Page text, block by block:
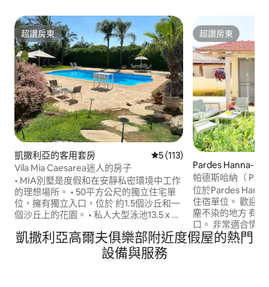
超讚房東
超讚房東
凱撒利亞的客用套房 從 113 則評價中獲得 5 的平
5 (113)
Vila Mia Caesarea迷人的房子
• MIA別墅是度假和在安靜私密環境中工作
的理想場所。 • 50平方公尺的獨立住宅單
位，擁有獨立入口，位於 約1.5個沙丘和一
個沙丘上的花園。 • 私人大型泳池13.5 x 6
的樹籬，可提供最大限度的隱私•它包括1
超讚房東
超讚房東
Pardes Hanna-
客小屋
帕德斯哈納（
宿單位，設有私人
位於Pardes
住宿單位。 歡迎
塵不染的地方 有
口。 非常適合情
的防空洞毗鄰住宿
作一會兒，或只
凱撒利亞高爾夫俱樂部附近度假屋的熱門
設備與服務